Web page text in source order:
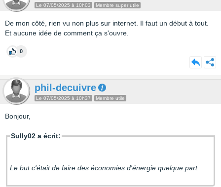
Le 07/05/2025 à 10h03 Membre super utile
De mon côté, rien vu non plus sur internet. Il faut un début à tout.
Et aucune idée de comment ça s'ouvre.
0
phil-decuivre
Le 07/05/2025 à 10h37 Membre utile
Bonjour,
Sully02 a écrit:
Le but c'était de faire des économies d'énergie quelque part.